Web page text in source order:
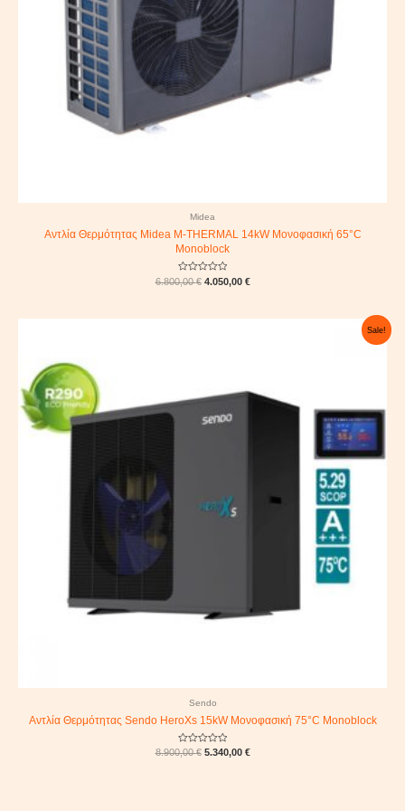
Midea
Αντλία Θερμότητας Midea M-THERMAL 14kW Μονοφασική 65°C
Monoblock
Rated
0
6.800,00€ 4.050,00 €
Sale!
Sendo
Αντλία Θερμότητας Sendo HeroXs 15kW Μονοφασική 75°C Monoblock
Rated
0
8.900,00€ 5.340,00 €